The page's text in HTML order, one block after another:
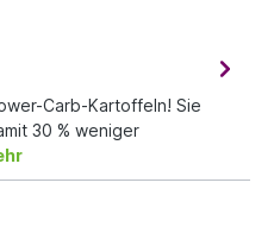
Carb-Kartoffeln! Sie
30 % weniger